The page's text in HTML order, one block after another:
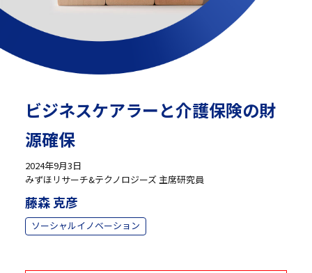
ビジネスケアラーと介護保険の財
源確保
2024年9月3日
みずほリサーチ&テクノロジーズ 主席研究員
藤森 克彦
ソーシャルイノベーション